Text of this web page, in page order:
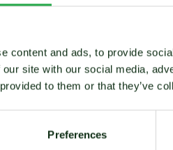
content and ads, to provide
site with our social media,
to them or that they’ve
Preferences
in kleur en
look voor elke